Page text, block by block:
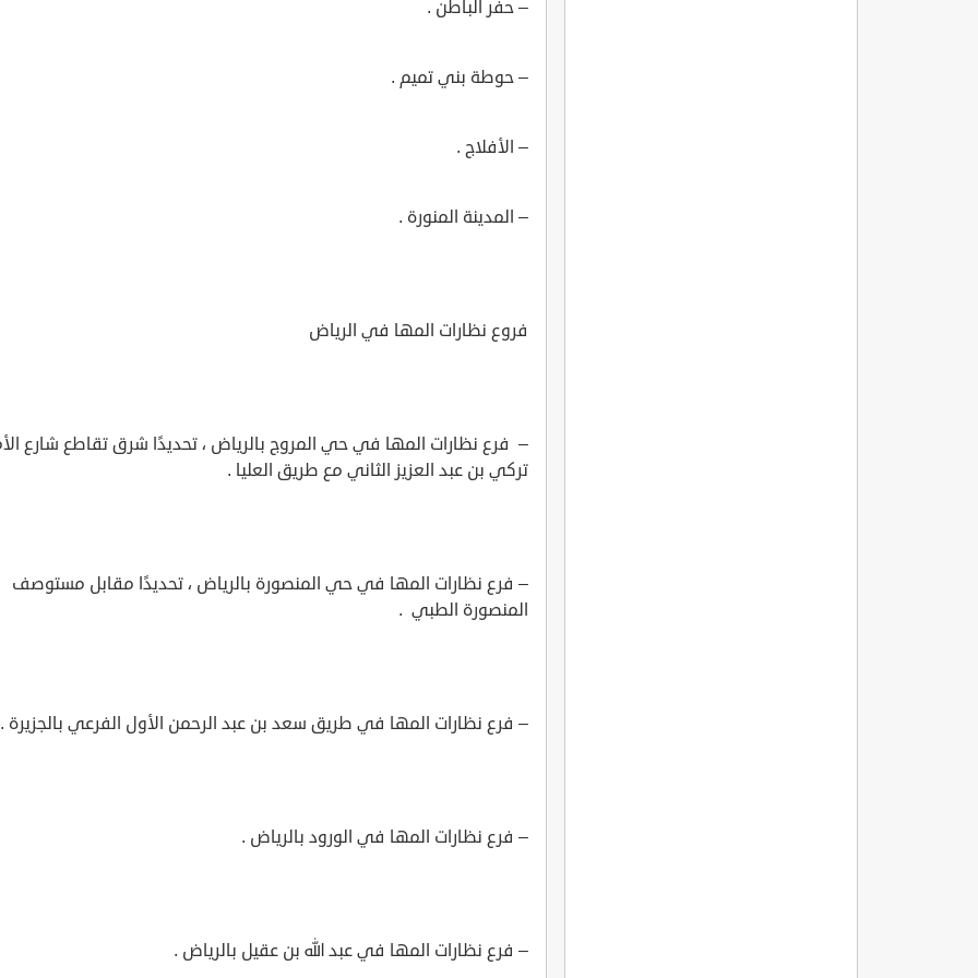
– حفر الباطن .
– حوطة بني تميم .
– الأفلاج .
– المدينة المنورة .
فروع نظارات المها في الرياض
– فرع نظارات المها في حي المروج بالرياض ، تحديدًا شرق تقاطع شارع
تركي بن عبد العزيز الثاني مع طريق العليا .
– فرع نظارات المها في حي المنصورة بالرياض ، تحديدًا مقابل مستوصف
المنصورة الطبي .
– فرع نظارات المها في طريق سعد بن عبد الرحمن الأول الفرعي بالجزيرة .
– فرع نظارات المها في الورود بالرياض .
– فرع نظارات المها في عبد الله بن عقيل بالرياض .